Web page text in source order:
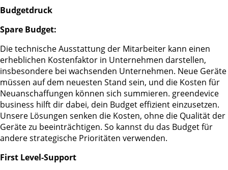
Budgetdruck
Spare Budget:
Die technische Ausstattung der Mitarbeiter kann einen
erheblichen Kostenfaktor in Unternehmen darstellen,
insbesondere bei wachsenden Unternehmen. Neue Geräte
müssen auf dem neuesten Stand sein, und die Kosten für
Neuanschaffungen können sich summieren. greendevice
business hilft dir dabei, dein Budget effizient einzusetzen.
Unsere Lösungen senken die Kosten, ohne die Qualität der
Geräte zu beeinträchtigen. So kannst du das Budget für
andere strategische Prioritäten verwenden.
First Level-Support